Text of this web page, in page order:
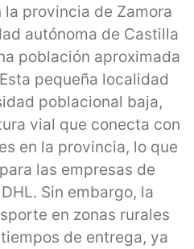
provincia de Zamora
autónoma de Castilla
población aproximada
pequeña localidad
poblacional baja,
vial que conecta con
en la provincia, lo que
las empresas de
Sin embargo, la
en zonas rurales
de entrega, ya